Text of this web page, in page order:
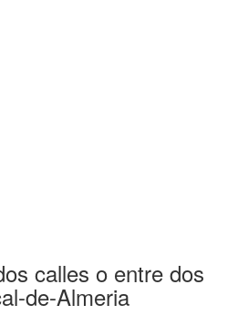
calles o entre dos
de-Almeria